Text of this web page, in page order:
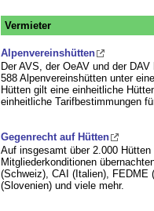
Vermieter
Alpenvereinshütten
Der AVS, der OeAV und der
588 Alpenvereinshütten unter
Hütten gilt eine einheitliche
einheitliche Tarifbestimmungen
Gegenrecht auf Hütten
Auf insgesamt über 2.000
Mitgliederkonditionen
(Schweiz), CAI (Italien), FEDME
(Slovenien) und viele mehr.